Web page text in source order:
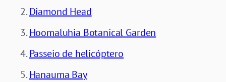
Diamond Head
Hoomaluhia Botanical Garden
Passeio de helicóptero
Hanauma Bay